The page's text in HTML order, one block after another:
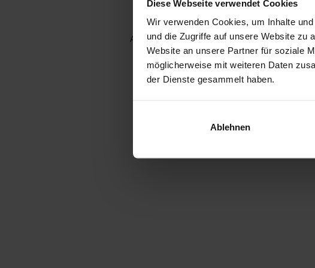
Diese Webseite verwendet Cookies
Wir verwenden Cookies, um Inhalte
und die Zugriffe auf unsere Website zu
Website an unsere Partner für soziale
möglicherweise mit weiteren Daten
der Dienste gesammelt haben.
Ablehnen
Application error: a client-side exception has